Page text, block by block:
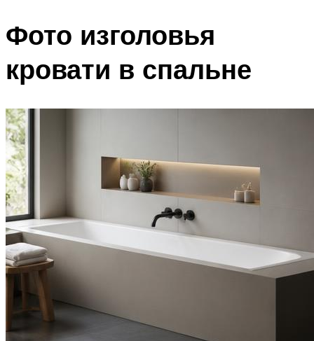
Фото изголовья
кровати в спальне